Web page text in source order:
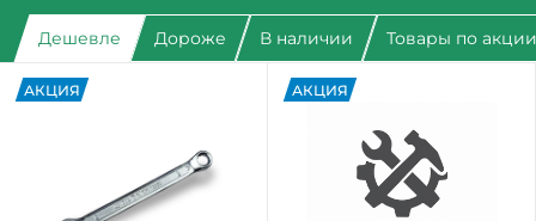
Дешевле Дороже В наличии Товары по акции
АКЦИЯ АКЦИЯ